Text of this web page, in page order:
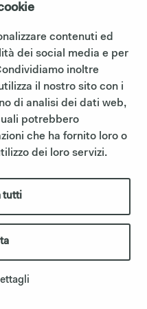
contenuti ed
dei social media e per
inoltre
il nostro sito con i
di analisi dei dati web,
potrebbero
che ha fornito loro o
dei loro servizi.
tutti
48